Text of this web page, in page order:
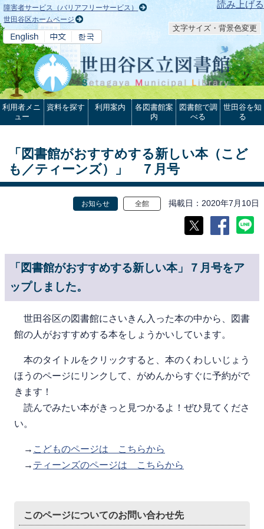
本文へ 読み上げる
障害者サービス（バリアフリーサービス）
世田谷区ホームページ
文字サイズ・背景色変更
利用者メニ
ュー
資料を探す 利用案内
各図書館案
内
図書館で調
べる
世田谷を知
る
「図書館がおすすめする新しい本（こど
も／ティーンズ）」 ７月号
お知らせ 全館 掲載日 2020年7月10日
「図書館がおすすめする新しい本」７月号をア
ップしました。
世田谷区の図書館にさいきん入った本の中から、図書
館の人がおすすめする本をしょうかいしています。
本のタイトルをクリックすると、本のくわしいじょう
ほうのページにリンクして、がめんからすぐに予約がで
きます！
読んでみたい本がきっと見つかるよ！ぜひ見てくださ
い。
→ こどものページは こちらから
→ ティーンズのページは こちらから
このページについてのお問い合わせ先